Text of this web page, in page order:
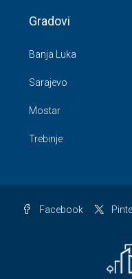
Gradovi
Banja Luka
Sarajevo
Mostar
Trebinje
Facebook